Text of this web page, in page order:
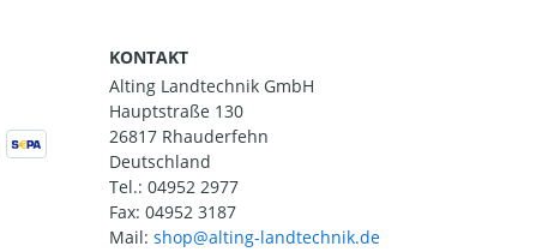
KONTAKT
Alting Landtechnik GmbH
Hauptstraße 130
26817 Rhauderfehn
Deutschland
Tel.: 04952 2977
Fax: 04952 3187
Mail: